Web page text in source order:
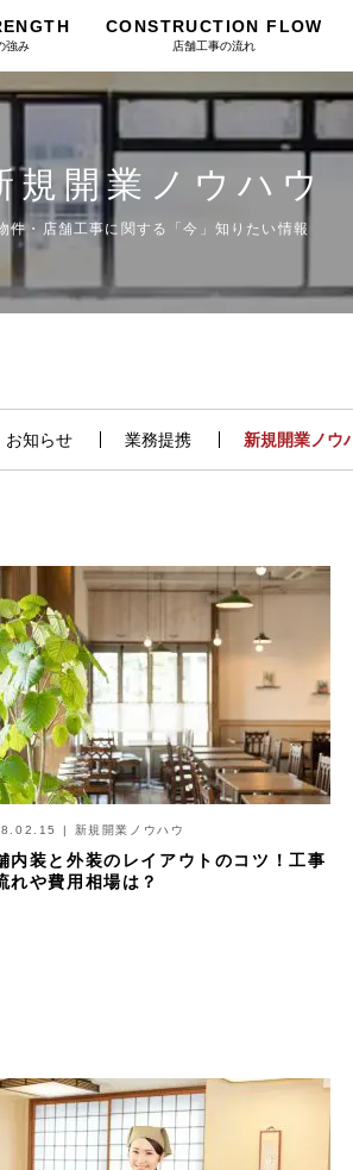
強み
CONSTRUCTION FLOW
店舗工事の流れ
規開業ノウハウ
件・店舗工事に関する「今」知りたい情報
お知らせ 業務提携 新規開業ノウ
| 新規開業ノウハウ
内装と外装のレイアウトのコツ！工事
れや費用相場は？